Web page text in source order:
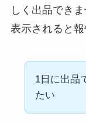
しく出品でき
表示されると報
1日に出品
たい